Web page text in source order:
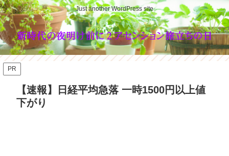
Just another WordPress site
PR
【速報】日経平均急落 一時1500円以上値
下がり